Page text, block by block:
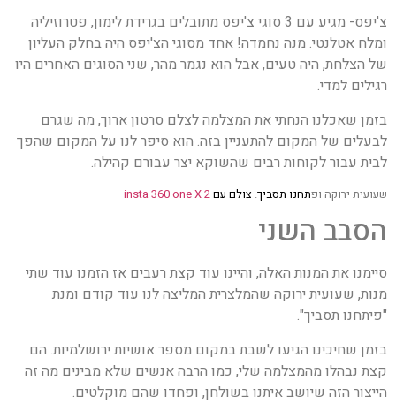
צ'יפס- מגיע עם 3 סוגי צ'יפס מתובלים בגרידת לימון, פטרוזיליה
ומלח אטלנטי. מנה נחמדה! אחד מסוגי הצ'יפס היה בחלק העליון
של הצלחת, היה טעים, אבל הוא נגמר מהר, שני הסוגים האחרים היו
רגילים למדי.
בזמן שאכלנו הנחתי את המצלמה לצלם סרטון ארוך, מה שגרם
לבעלים של המקום להתעניין בזה. הוא סיפר לנו על המקום שהפך
לבית עבור לקוחות רבים שהשוקא יצר עבורם קהילה.
שעועית ירוקה ופתחנו תסביך. צולם עםinsta 360 one X 2
הסבב השני
סיימנו את המנות האלה, והיינו עוד קצת רעבים אז הזמנו עוד שתי
מנות, שעועית ירוקה שהמלצרית המליצה לנו עוד קודם ומנת
"פיתחנו תסביך".
בזמן שחיכינו הגיעו לשבת במקום מספר אושיות ירושלמיות. הם
קצת נבהלו מהמצלמה שלי, כמו הרבה אנשים שלא מבינים מה זה
הייצור הזה שיושב איתנו בשולחן, ופחדו שהם מוקלטים.